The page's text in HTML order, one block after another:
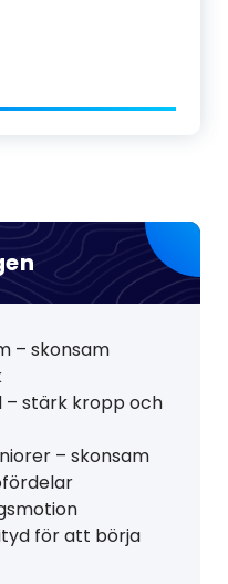
– skonsam
– stärk kropp och
– skonsam
för att börja